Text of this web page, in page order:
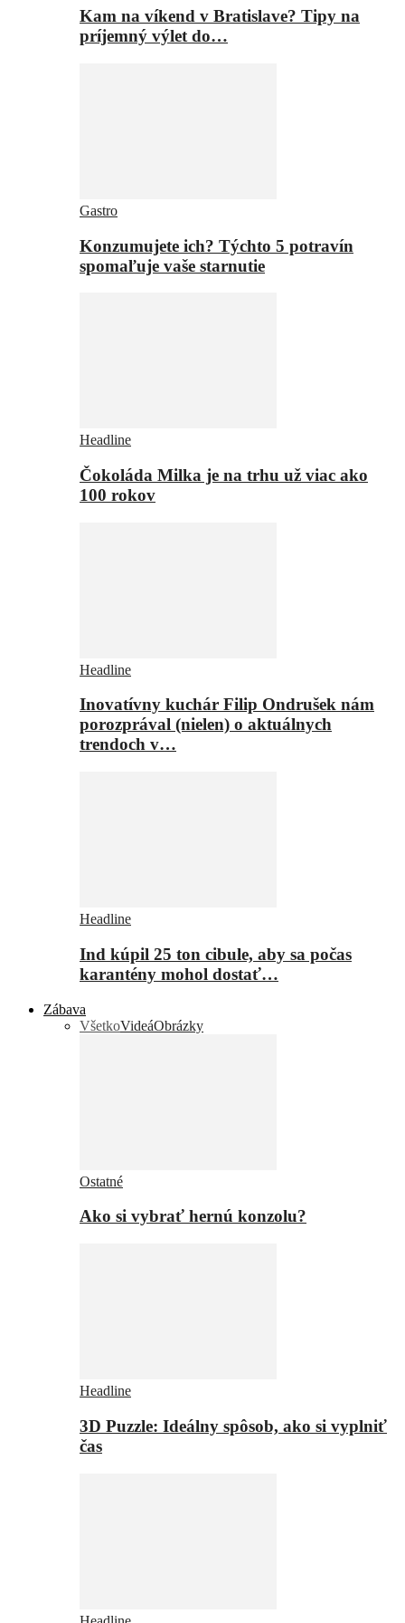
Kam na víkend v Bratislave? Tipy na
príjemný výlet do…
Gastro
Konzumujete ich? Týchto 5 potravín
spomaľuje vaše starnutie
Headline
Čokoláda Milka je na trhu už viac ako
100 rokov
Headline
Inovatívny kuchár Filip Ondrušek nám
porozprával (nielen) o aktuálnych
trendoch v…
Headline
Ind kúpil 25 ton cibule, aby sa počas
karantény mohol dostať…
Zábava
VšetkoVideáObrázky
Ostatné
Ako si vybrať hernú konzolu?
Headline
3D Puzzle: Ideálny spôsob, ako si vyplniť
čas